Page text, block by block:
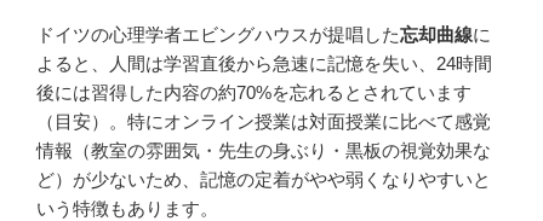
ドイツの心理学者エビングハウスが提唱した忘却曲線に
よると、人間は学習直後から急速に記憶を失い、24時間
後には習得した内容の約70%を忘れるとされています
（目安）。特にオンライン授業は対面授業に比べて感覚
情報（教室の雰囲気・先生の身ぶり・黒板の視覚効果な
ど）が少ないため、記憶の定着がやや弱くなりやすいと
いう特徴もあります。